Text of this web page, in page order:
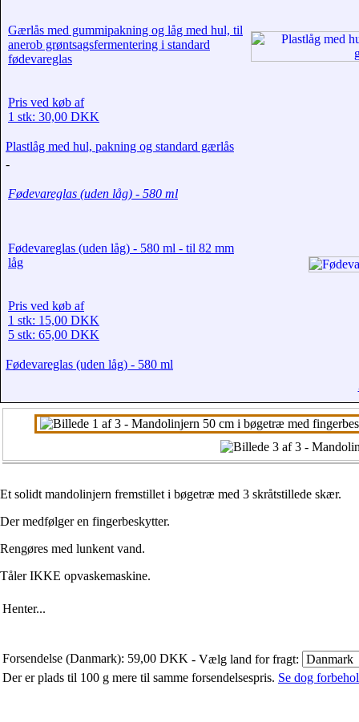
Gærlås med gummipakning og låg med hul, til
anerob grøntsagsfermentering i standard
fødevareglas
Pris ved køb af
1 stk: 30,00 DKK
Plastlåg med hul, pakning og standard gærlås
-
Fødevareglas (uden låg) - 580 ml
Fødevareglas (uden låg) - 580 ml - til 82 mm
låg
Pris ved køb af
1 stk: 15,00 DKK
5 stk: 65,00 DKK
Fødevareglas (uden låg) - 580 ml
Et solidt mandolinjern fremstillet i bøgetræ med 3 skråtstillede skær.
Der medfølger en fingerbeskytter.
Rengøres med lunkent vand.
Tåler IKKE opvaskemaskine.
Henter...
Forsendelse (Danmark): 59,00 DKK - Vælg land for fragt:
Der er plads til 100 g mere til samme forsendelsespris. Se dog